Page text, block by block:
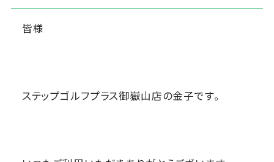
皆様
ステップゴルフプラス御嶽山店の金子です。